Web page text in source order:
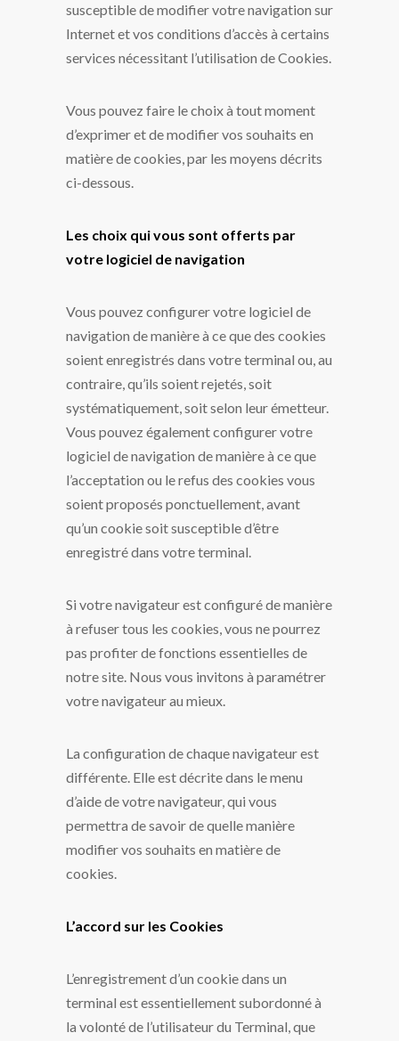
susceptible de modifier votre navigation sur
Internet et vos conditions d’accès à certains
services nécessitant l’utilisation de Cookies.
Vous pouvez faire le choix à tout moment
d’exprimer et de modifier vos souhaits en
matière de cookies, par les moyens décrits
ci-dessous.
Les choix qui vous sont offerts par
votre logiciel de navigation
Vous pouvez configurer votre logiciel de
navigation de manière à ce que des cookies
soient enregistrés dans votre terminal ou, au
contraire, qu’ils soient rejetés, soit
systématiquement, soit selon leur émetteur.
Vous pouvez également configurer votre
logiciel de navigation de manière à ce que
l’acceptation ou le refus des cookies vous
soient proposés ponctuellement, avant
qu’un cookie soit susceptible d’être
enregistré dans votre terminal.
Si votre navigateur est configuré de manière
à refuser tous les cookies, vous ne pourrez
pas profiter de fonctions essentielles de
notre site. Nous vous invitons à paramétrer
votre navigateur au mieux.
La configuration de chaque navigateur est
différente. Elle est décrite dans le menu
d’aide de votre navigateur, qui vous
permettra de savoir de quelle manière
modifier vos souhaits en matière de
cookies.
L’accord sur les Cookies
L’enregistrement d’un cookie dans un
terminal est essentiellement subordonné à
la volonté de l’utilisateur du Terminal, que